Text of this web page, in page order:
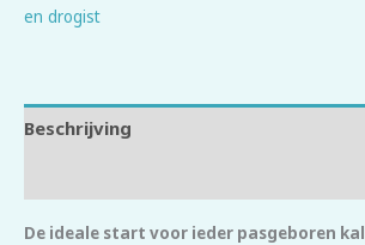
en drogist
Beschrijving
De ideale start voor ieder pasgeboren